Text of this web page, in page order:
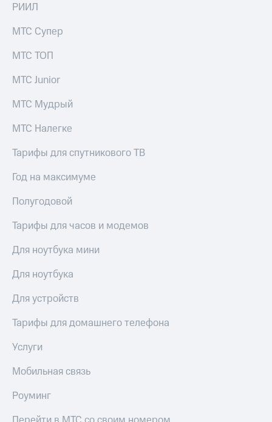
РИИЛ
МТС Супер
МТС ТОП
МТС Junior
МТС Мудрый
МТС Налегке
Тарифы для спутникового ТВ
Год на максимуме
Полугодовой
Тарифы для часов и модемов
Для ноутбука мини
Для ноутбука
Для устройств
Тарифы для домашнего телефона
Услуги
Мобильная связь
Роуминг